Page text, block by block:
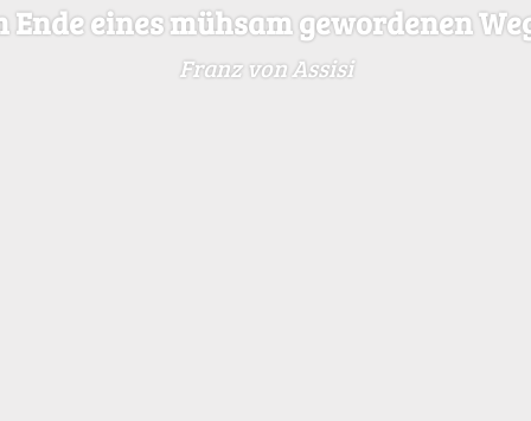
EndeeinesmühsamgewordenenWe
Franz vonAssisi